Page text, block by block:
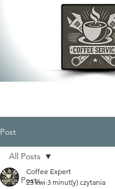
Post
All Posts
All Posts
Coffee Expert
23 kwi 3 minut(y) czytania